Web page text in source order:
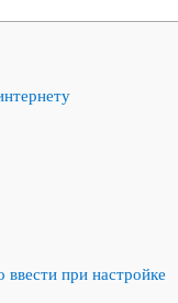
при настройке